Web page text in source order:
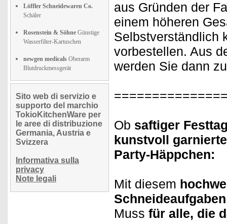
Löffler Schneidewaren Co.
Schäler
Rosenstein & Söhne Günstige
Wasserfilter-Kartuschen
newgen medicals Oberarm
Blutdruckmessgerät
Sito web di servizio e
supporto del marchio
TokioKitchenWare per
le aree di distribuzione
Germania, Austria e
Svizzera
Informativa sulla
privacy
Note legali
aus Gründen der
einem höheren
Selbstverständlich
vorbestellen. Aus
werden Sie dann
Ob saftiger
kunstvoll garnierte
Party-Häppchen:
Mit diesem
Schneideaufgaben
Muss für alle, die